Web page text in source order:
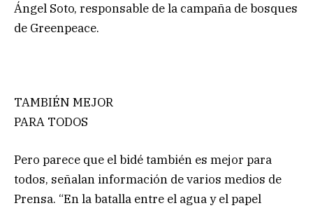
Ángel Soto, responsable de la campaña de bosques
de Greenpeace.
TAMBIÉN MEJOR
PARA TODOS
Pero parece que el bidé también es mejor para
todos, señalan información de varios medios de
Prensa. “En la batalla entre el agua y el papel